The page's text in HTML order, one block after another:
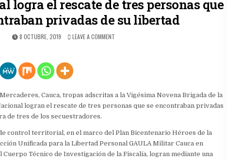
logra el rescate de tres personas que
privadas de su libertad
PUBLISHED
8 OCTUBRE, 2019 LEAVE A COMMENT
TRES
QUE
PRIVADAS
DE
SU
Cauca, tropas adscritas a la Vigésima Novena Brigada de la
logran el rescate de tres personas que se encontraban privadas
de tres de los secuestradores.
control territorial, en el marco del Plan Bicentenario Héroes de la
Unificada para la Libertad Personal GAULA Militar Cauca en
Técnico de Investigación de la Fiscalía, logran mediante una